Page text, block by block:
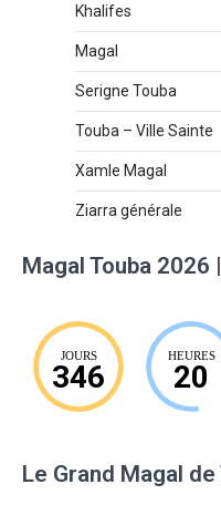
Khalifes
Magal
Serigne Touba
Touba – Ville Sainte
Xamle Magal
Ziarra générale
Magal Touba
JOURS
346
HEURES
20
Le Grand Magal de